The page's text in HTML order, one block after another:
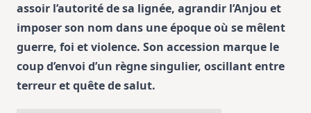
assoir l’autorité de sa lignée, agrandir l’Anjou et
imposer son nom dans une époque où se mêlent
guerre, foi et violence. Son accession marque le
coup d’envoi d’un règne singulier, oscillant entre
terreur et quête de salut.